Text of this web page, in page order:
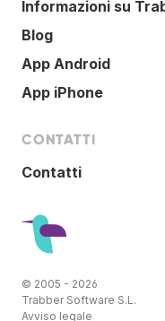
Informazioni su
Blog
App Android
App iPhone
CONTATTI
Contatti
© 2005 - 2026
Trabber Software S.L.
Avviso legale